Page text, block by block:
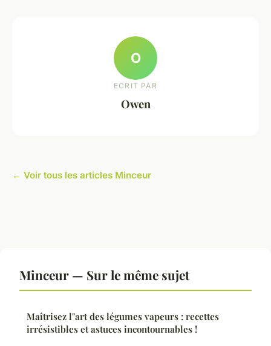
O
ECRIT PAR
Owen
← Voir tous les articles Minceur
Minceur — Sur le même sujet
Maîtrisez l"art des légumes vapeurs : recettes
irrésistibles et astuces incontournables !